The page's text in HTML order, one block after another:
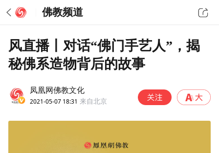
佛教频道
风直播丨对话“佛门手艺人”，揭
秘佛系造物背后的故事
凤凰网佛教文化
2021-05-07 18:31 来自北京